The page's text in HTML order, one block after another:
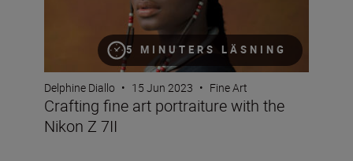
5 MINUTERS LÄSNING
Delphine Diallo • 15 Jun 2023 • Fine Art
Crafting fine art portraiture with the
Nikon Z 7II